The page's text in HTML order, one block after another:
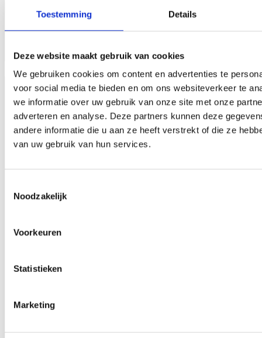
Toestemming Details
Deze website maakt gebruik van cookies
We gebruiken cookies om content en advertenties te
voor social media te bieden en om ons websiteverkeer te
we informatie over uw gebruik van onze site met onze
adverteren en analyse. Deze partners kunnen deze
andere informatie die u aan ze heeft verstrekt of die ze
van uw gebruik van hun services.
Noodzakelijk
Voorkeuren
Statistieken
Marketing
1113.11